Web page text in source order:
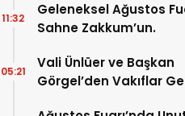
Geleneksel Ağustos
Sahne Zakkum’un.
11:32
Vali Ünlüer ve Başkan
Görgel’den Vakıflar
05:21